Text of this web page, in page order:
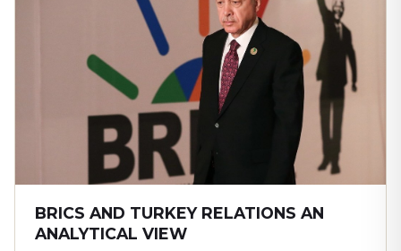
BRICS AND TURKEY RELATIONS AN
ANALYTICAL VIEW